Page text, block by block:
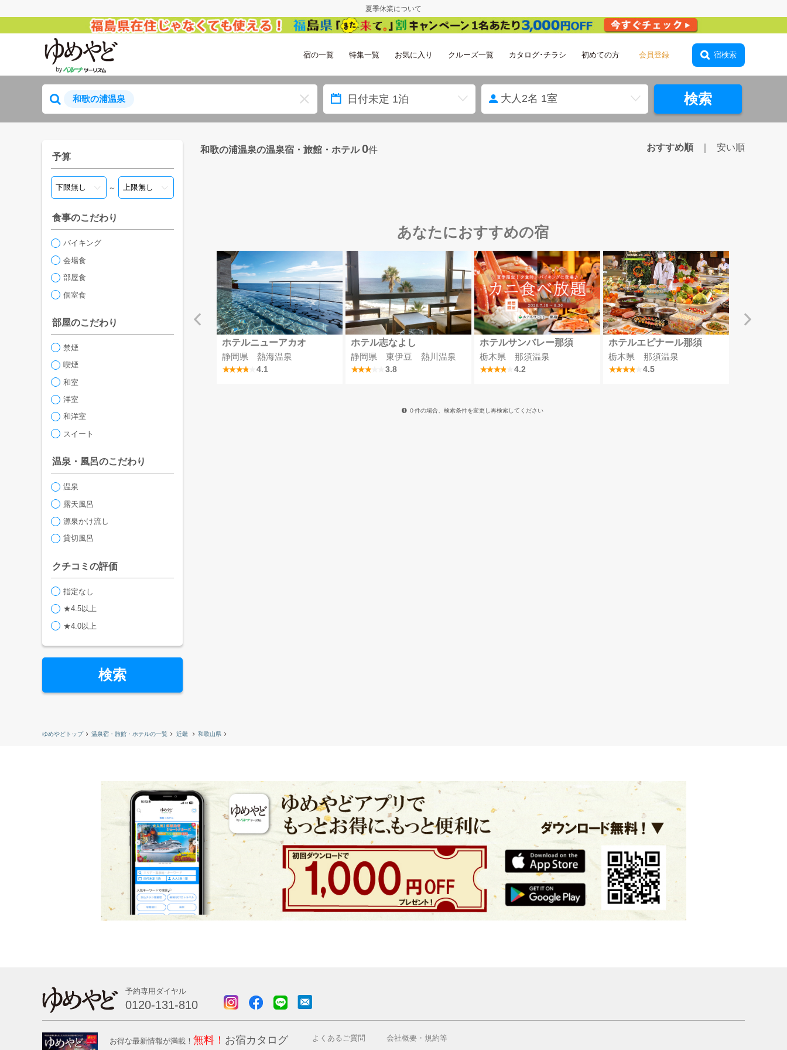
夏季休業について
宿の一覧 特集一覧 お気に入り クルーズ一覧 カタログ･チラシ 初めての方
会員登録
宿検索
和歌の浦温泉 大人2名 1室 検索
予算
～
食事のこだわり
バイキング
会場食
部屋食
個室食
部屋のこだわり
禁煙
喫煙
和室
洋室
和洋室
スイート
温泉・風呂のこだわり
温泉
露天風呂
源泉かけ流し
貸切風呂
クチコミの評価
指定なし
★4.5以上
★4.0以上
検索
和歌の浦温泉の温泉宿・旅館・ホテル0件 おすすめ順 安い順
あなたにおすすめの宿
ート彩の郷
ホテルニューアカオ
静岡県 熱海温泉
4.1
ホテル志なよし
静岡県 東伊豆 熱川温泉
3.8
ホテルサンバレー那須
栃木県 那須温泉
4.2
ホテルエピナール那須
栃木県 那須温泉
4.5
０件の場合、検索条件を変更し再検索してください
ゆめやどトップ 温泉宿・旅館・ホテルの一覧 近畿 和歌山県
予約専用ダイヤル
0120-131-810
お得な最新情報が満載！ 無料！ お宿カタログ よくあるご質問 会社概要・規約等